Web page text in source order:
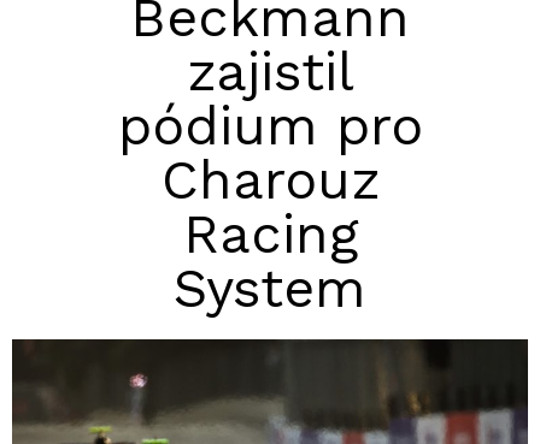
Beckmann
zajistil
pódium pro
Charouz
Racing
System